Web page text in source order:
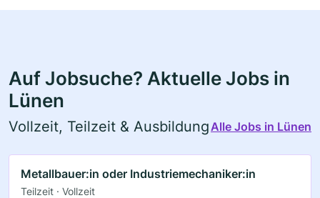
Auf Jobsuche? Aktuelle Jobs in
Lünen
Vollzeit, Teilzeit & Ausbildung Alle Jobs in Lünen
Metallbauer:in oder Industriemechaniker:in
Teilzeit · Vollzeit